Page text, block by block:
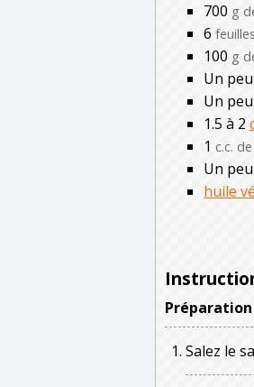
700 g
6
100 g
Un
Un
1.5 à 2
1 c.c. de
Un peu
huile
Salez le